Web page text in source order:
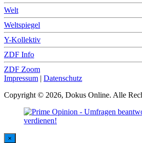
Welt
Weltspiegel
Y-Kollektiv
ZDF Info
ZDF Zoom
Impressum | Datenschutz
Copyright © 2026, Dokus Online. Alle
×